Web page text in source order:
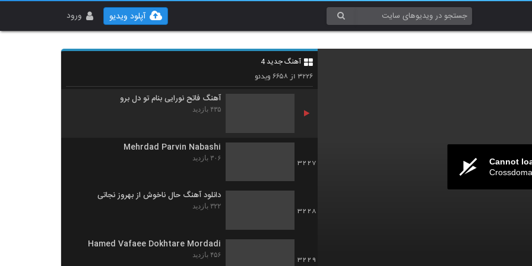
ورود آپلود ویدیو
Cannot
آهنگ جدید 4
۳۲۲۶از ۶۶۵۸ویدئو
3225
آهنگ قطار از گروه دکور(پاپ)
آهنگ فاتح نورایی بنام تو دل برو
۴۳۵ بازدید
3227
Mehrdad Parvin Nabashi
۳۰۶ بازدید
3228
دانلود آهنگ حال ناخوش از بهروز نجاتی
۳۲۲ بازدید
3229
Hamed Vafaee Dokhtare Mordadi
۴۵۶ بازدید